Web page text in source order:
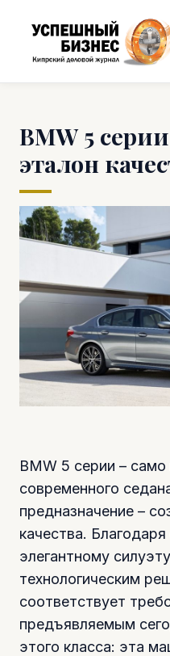
BMW 5
эталон
BMW 5 серии –
современного
предназначение –
качества.
элегантному
технологическим
соответствует
предъявляемым
этого класса: эта